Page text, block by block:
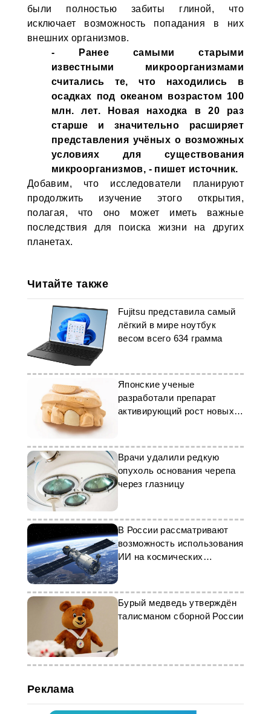
были полностью забиты глиной, что
исключает возможность попадания в них
внешних организмов.
- Ранее самыми старыми
известными микроорганизмами
считались те, что находились в
осадках под океаном возрастом 100
млн. лет. Новая находка в 20 раз
старше и значительно расширяет
представления учёных о возможных
условиях для существования
микроорганизмов, - пишет источник.
Добавим, что исследователи планируют
продолжить изучение этого открытия,
полагая, что оно может иметь важные
последствия для поиска жизни на других
планетах.
Читайте также
Fujitsu представила самый
лёгкий в мире ноутбук
весом всего 634 грамма
Японские ученые
разработали препарат
активирующий рост новых
Врачи удалили редкую
опухоль основания черепа
через глазницу
В России рассматривают
возможность использования
ИИ на космических
спутниках
Бурый медведь утверждён
талисманом сборной России
Реклама